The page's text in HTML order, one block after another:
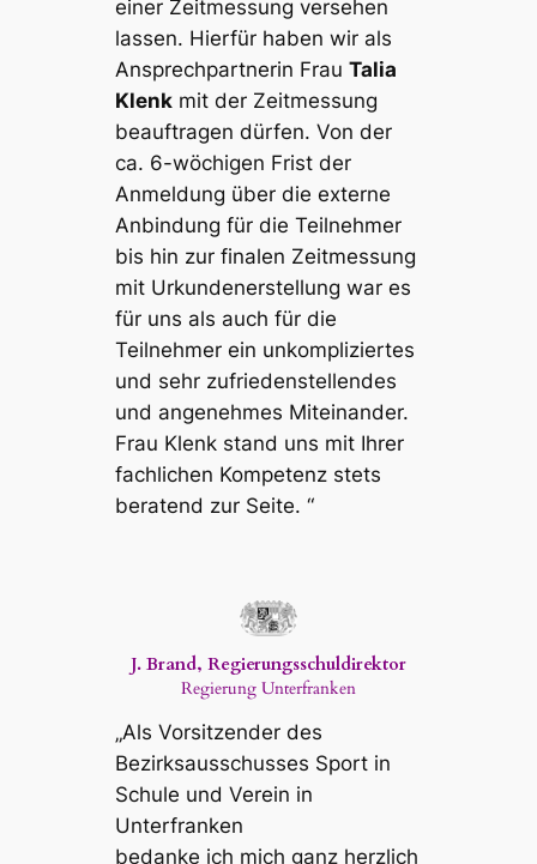
einer Zeitmessung versehen
lassen. Hierfür haben wir als
Ansprechpartnerin Frau Talia
Klenkmit der Zeitmessung
beauftragen dürfen. Von der
ca. 6-wöchigen Frist der
Anmeldung über die externe
Anbindung für die Teilnehmer
bis hin zur finalen Zeitmessung
mit Urkundenerstellung war es
für uns als auch für die
Teilnehmer ein unkompliziertes
und sehr zufriedenstellendes
und angenehmes Miteinander.
Frau Klenk stand uns mit Ihrer
fachlichen Kompetenz stets
beratend zur Seite. “
J. Brand, Regierungsschuldirektor
Regierung Unterfranken
„Als Vorsitzender des
Bezirksausschusses Sport in
Schule und Verein in
Unterfranken
bedanke ich mich ganz herzlich